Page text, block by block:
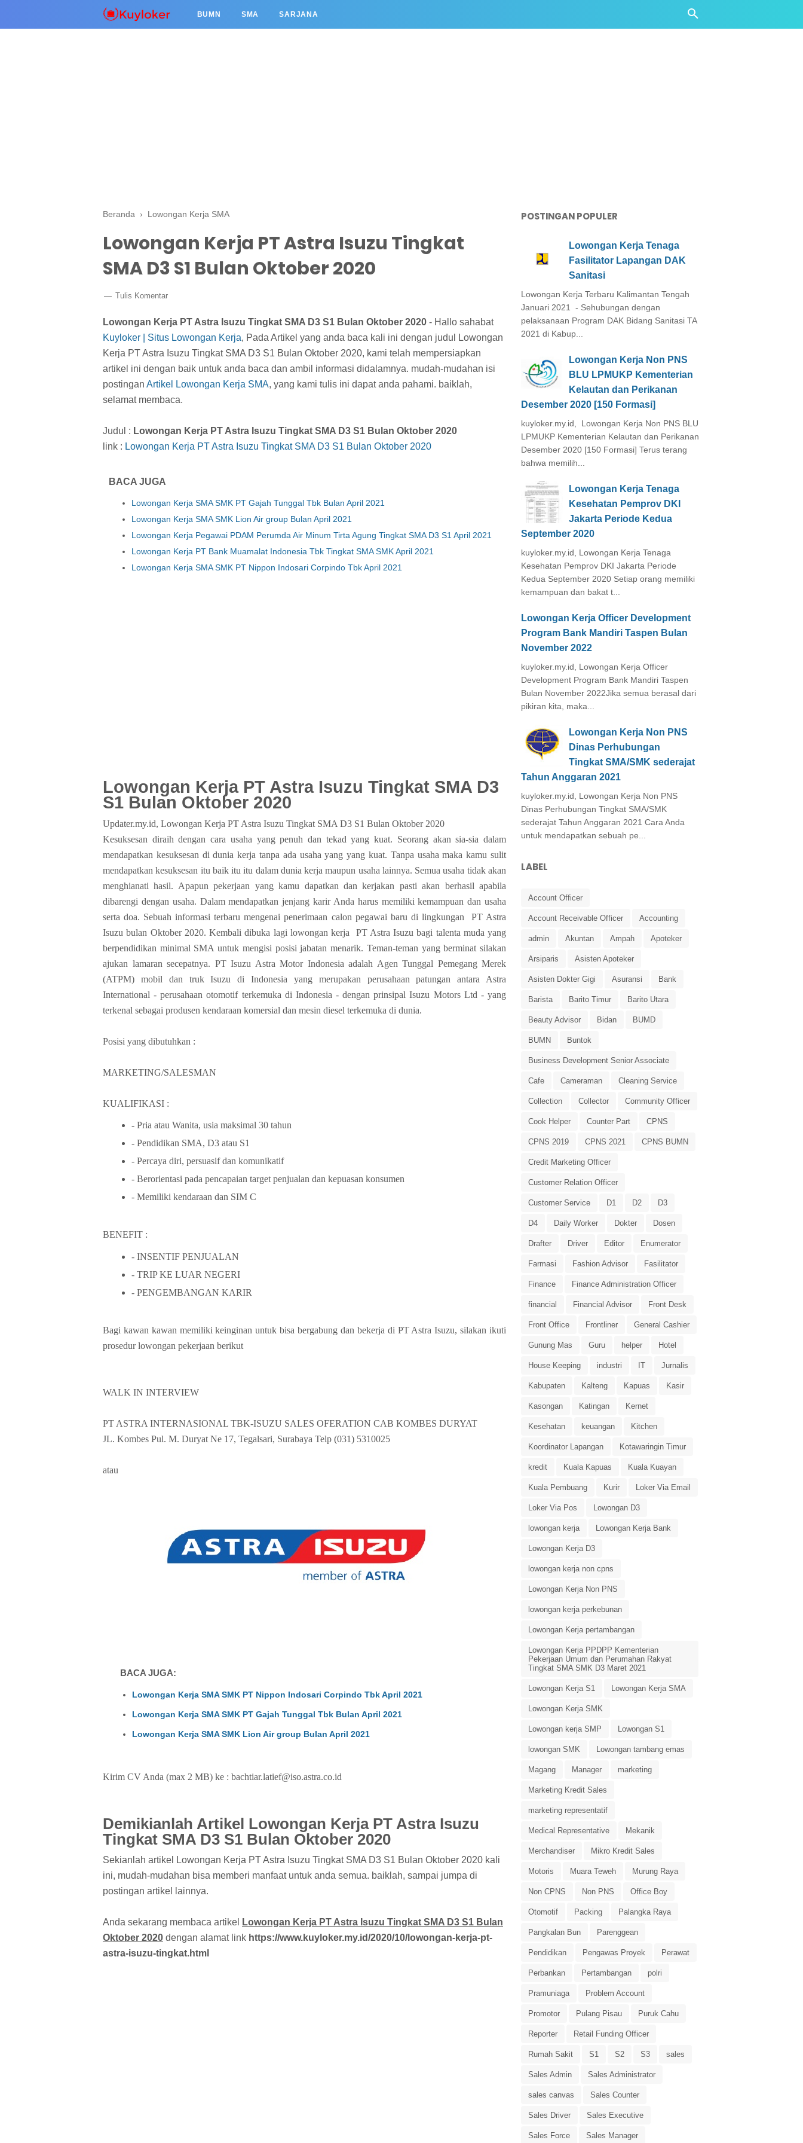
BUMN SMA SARJANA
Beranda › Lowongan Kerja SMA
Lowongan Kerja PT Astra Isuzu Tingkat
SMA D3 S1 Bulan Oktober 2020
Tulis Komentar
Lowongan Kerja PT Astra Isuzu Tingkat SMA D3 S1 Bulan Oktober 2020 - Hallo sahabat
Kuyloker | Situs Lowongan Kerja, Pada Artikel yang anda baca kali ini dengan judul Lowongan
Kerja PT Astra Isuzu Tingkat SMA D3 S1 Bulan Oktober 2020, kami telah mempersiapkan
artikel ini dengan baik untuk anda baca dan ambil informasi didalamnya. mudah-mudahan isi
postingan Artikel Lowongan Kerja SMA, yang kami tulis ini dapat anda pahami. baiklah,
selamat membaca.
Judul : Lowongan Kerja PT Astra Isuzu Tingkat SMA D3 S1 Bulan Oktober 2020
link : Lowongan Kerja PT Astra Isuzu Tingkat SMA D3 S1 Bulan Oktober 2020
BACA JUGA
Lowongan Kerja SMA SMK PT Gajah Tunggal Tbk Bulan April 2021
Lowongan Kerja SMA SMK Lion Air group Bulan April 2021
Lowongan Kerja Pegawai PDAM Perumda Air Minum Tirta Agung Tingkat SMA D3 S1 April 2021
Lowongan Kerja PT Bank Muamalat Indonesia Tbk Tingkat SMA SMK April 2021
Lowongan Kerja SMA SMK PT Nippon Indosari Corpindo Tbk April 2021
Lowongan Kerja PT Astra Isuzu Tingkat SMA D3
S1 Bulan Oktober 2020
Updater.my.id, Lowongan Kerja PT Astra Isuzu Tingkat SMA D3 S1 Bulan Oktober 2020
Kesuksesan diraih dengan cara usaha yang penuh dan tekad yang kuat. Seorang akan sia-sia dalam
mendapatkan kesuksesan di dunia kerja tanpa ada usaha yang yang kuat. Tanpa usaha maka kamu sulit
mendapatkan kesuksesan itu baik itu itu dalam dunia kerja maupun usaha lainnya. Semua usaha tidak akan
menghianati hasil. Apapun pekerjaan yang kamu dapatkan dan kerjakan pasti akan berhasil apabila
dibarengi dengan usaha. Dalam mendapatkan jenjang karir Anda harus memiliki kemampuan dan usaha
serta doa. Sebuah informasi terbaru mengenai penerimaan calon pegawai baru di lingkungan PT Astra
Isuzu bulan Oktober 2020. Kembali dibuka lagi lowongan kerja PT Astra Isuzu bagi talenta muda yang
berpendidikan minimal SMA untuk mengisi posisi jabatan menarik. Teman-teman yang berminat silakan
ajukan lamaran secepatnya. PT Isuzu Astra Motor Indonesia adalah Agen Tunggal Pemegang Merek
(ATPM) mobil dan truk Isuzu di Indonesia yang merupakan perusahaan patungan antara Astra
International - perusahaan otomotif terkemuka di Indonesia - dengan prinsipal Isuzu Motors Ltd - yang
terkenal sebagai produsen kendaraan komersial dan mesin diesel terkemuka di dunia.
Posisi yang dibutuhkan :
MARKETING/SALESMAN
KUALIFIKASI :
- Pria atau Wanita, usia maksimal 30 tahun
- Pendidikan SMA, D3 atau S1
- Percaya diri, persuasif dan komunikatif
- Berorientasi pada pencapaian target penjualan dan kepuasan konsumen
- Memiliki kendaraan dan SIM C
BENEFIT :
- INSENTIF PENJUALAN
- TRIP KE LUAR NEGERI
- PENGEMBANGAN KARIR
Bagi kawan kawan memiliki keinginan untuk bisa bergabung dan bekerja di PT Astra Isuzu, silakan ikuti
prosedur lowongan pekerjaan berikut
WALK IN INTERVIEW
PT ASTRA INTERNASIONAL TBK-ISUZU SALES OFERATION CAB KOMBES DURYAT
JL. Kombes Pul. M. Duryat Ne 17, Tegalsari, Surabaya Telp (031) 5310025
atau
BACA JUGA:
Lowongan Kerja SMA SMK PT Nippon Indosari Corpindo Tbk April 2021
Lowongan Kerja SMA SMK PT Gajah Tunggal Tbk Bulan April 2021
Lowongan Kerja SMA SMK Lion Air group Bulan April 2021
Kirim CV Anda (max 2 MB) ke : bachtiar.latief@iso.astra.co.id
Demikianlah Artikel Lowongan Kerja PT Astra Isuzu
Tingkat SMA D3 S1 Bulan Oktober 2020
Sekianlah artikel Lowongan Kerja PT Astra Isuzu Tingkat SMA D3 S1 Bulan Oktober 2020 kali
ini, mudah-mudahan bisa memberi manfaat untuk anda semua. baiklah, sampai jumpa di
postingan artikel lainnya.
Anda sekarang membaca artikel
Lowongan Kerja PT Astra Isuzu Tingkat SMA D3 S1 Bulan
Oktober 2020 dengan alamat link https://www.kuyloker.my.id/2020/10/lowongan-kerja-pt-
astra-isuzu-tingkat.html
POSTINGAN POPULER
Lowongan Kerja Tenaga
Fasilitator Lapangan DAK
Sanitasi
Lowongan Kerja Terbaru Kalimantan Tengah
Januari 2021 - Sehubungan dengan
pelaksanaan Program DAK Bidang Sanitasi TA
2021 di Kabup...
Lowongan Kerja Non PNS
BLU LPMUKP Kementerian
Kelautan dan Perikanan
Desember 2020 [150 Formasi]
kuyloker.my.id, Lowongan Kerja Non PNS BLU
LPMUKP Kementerian Kelautan dan Perikanan
Desember 2020 [150 Formasi] Terus terang
bahwa memilih...
Lowongan Kerja Tenaga
Kesehatan Pemprov DKI
Jakarta Periode Kedua
September 2020
kuyloker.my.id, Lowongan Kerja Tenaga
Kesehatan Pemprov DKI Jakarta Periode
Kedua September 2020 Setiap orang memiliki
kemampuan dan bakat t...
Lowongan Kerja Officer Development
Program Bank Mandiri Taspen Bulan
November 2022
kuyloker.my.id, Lowongan Kerja Officer
Development Program Bank Mandiri Taspen
Bulan November 2022Jika semua berasal dari
pikiran kita, maka...
Lowongan Kerja Non PNS
Dinas Perhubungan
Tingkat SMA/SMK sederajat
Tahun Anggaran 2021
kuyloker.my.id, Lowongan Kerja Non PNS
Dinas Perhubungan Tingkat SMA/SMK
sederajat Tahun Anggaran 2021 Cara Anda
untuk mendapatkan sebuah pe...
LABEL
Account Officer
Account Receivable Officer Accounting
admin Akuntan Ampah Apoteker
Arsiparis Asisten Apoteker
Asisten Dokter Gigi Asuransi Bank
Barista Barito Timur Barito Utara
Beauty Advisor Bidan BUMD
BUMN Buntok
Business Development Senior Associate
Cafe Cameraman Cleaning Service
Collection Collector Community Officer
Cook Helper Counter Part CPNS
CPNS 2019 CPNS 2021 CPNS BUMN
Credit Marketing Officer
Customer Relation Officer
Customer Service D1 D2 D3
D4 Daily Worker Dokter Dosen
Drafter Driver Editor Enumerator
Farmasi Fashion Advisor Fasilitator
Finance Finance Administration Officer
financial Financial Advisor Front Desk
Front Office Frontliner General Cashier
Gunung Mas Guru helper Hotel
House Keeping industri IT Jurnalis
Kabupaten Kalteng Kapuas Kasir
Kasongan Katingan Kernet
Kesehatan keuangan Kitchen
Koordinator Lapangan Kotawaringin Timur
kredit Kuala Kapuas Kuala Kuayan
Kuala Pembuang Kurir Loker Via Email
Loker Via Pos Lowongan D3
lowongan kerja Lowongan Kerja Bank
Lowongan Kerja D3
lowongan kerja non cpns
Lowongan Kerja Non PNS
lowongan kerja perkebunan
Lowongan Kerja pertambangan
Lowongan Kerja PPDPP Kementerian
Pekerjaan Umum dan Perumahan Rakyat
Tingkat SMA SMK D3 Maret 2021
Lowongan Kerja S1 Lowongan Kerja SMA
Lowongan Kerja SMK
Lowongan kerja SMP Lowongan S1
lowongan SMK Lowongan tambang emas
Magang Manager marketing
Marketing Kredit Sales
marketing representatif
Medical Representative Mekanik
Merchandiser Mikro Kredit Sales
Motoris Muara Teweh Murung Raya
Non CPNS Non PNS Office Boy
Otomotif Packing Palangka Raya
Pangkalan Bun Parenggean
Pendidikan Pengawas Proyek Perawat
Perbankan Pertambangan polri
Pramuniaga Problem Account
Promotor Pulang Pisau Puruk Cahu
Reporter Retail Funding Officer
Rumah Sakit S1 S2 S3 sales
Sales Admin Sales Administrator
sales canvas Sales Counter
Sales Driver Sales Executive
Sales Force Sales Manager